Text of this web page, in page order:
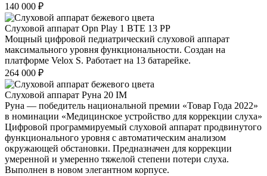
140 000 ₽
Слуховой аппарат Opn Play 1 BTE 13 PP
Мощный цифровой педиатрический слуховой аппарат
максимального уровня функциональности. Создан на
платформе Velox S. Работает на 13 батарейке.
264 000 ₽
Слуховой аппарат Руна 20 IM
Руна — победитель национальной премии «Товар Года 2022»
в номинации «Медицинское устройство для коррекции слуха»
Цифровой программируемый слуховой аппарат продвинутого
функционального уровня с автоматическим анализом
окружающей обстановки. Предназначен для коррекции
умеренной и умеренно тяжелой степени потери слуха.
Выполнен в новом элегантном корпусе.